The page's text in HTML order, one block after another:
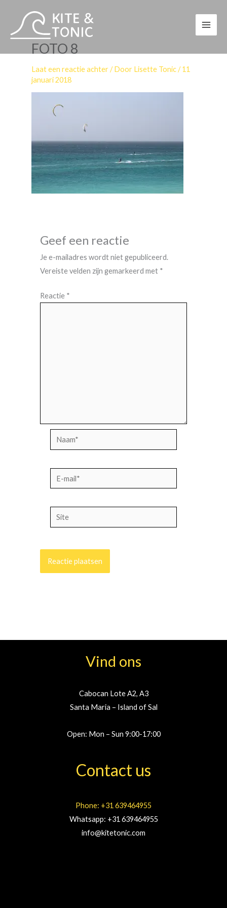
FOTO 8
Laat een reactie achter / Door Lisette Tonic/11
januari 2018
Geef een reactie
Je e-mailadres wordt niet gepubliceerd.
Vereiste velden zijn gemarkeerd met *
Reactie *
Naam*
E-
mail*
Site
Vind ons
Cabocan Lote A2, A3
Santa Maria – Island of Sal
Open: Mon – Sun 9:00-17:00
Contact us
Phone: +31 639464955
Whatsapp: +31 639464955
info@kitetonic.com